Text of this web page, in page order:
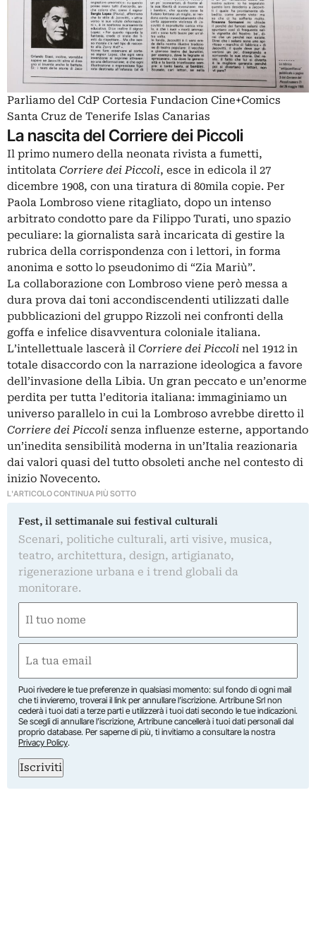
Parliamo del CdP Cortesia Fundacion Cine+Comics
Santa Cruz de Tenerife Islas Canarias
La nascita del Corriere dei Piccoli
Il primo numero della neonata rivista a fumetti,
intitolata Corriere dei Piccoli, esce in edicola il 27
dicembre 1908, con una tiratura di 80mila copie. Per
Paola Lombroso viene ritagliato, dopo un intenso
arbitrato condotto pare da Filippo Turati, uno spazio
peculiare: la giornalista sarà incaricata di gestire la
rubrica della corrispondenza con i lettori, in forma
anonima e sotto lo pseudonimo di “Zia Mariù”.
La collaborazione con Lombroso viene però messa a
dura prova dai toni accondiscendenti utilizzati dalle
pubblicazioni del gruppo Rizzoli nei confronti della
goffa e infelice disavventura coloniale italiana.
L’intellettuale lascerà il Corriere dei Piccoli nel 1912 in
totale disaccordo con la narrazione ideologica a favore
dell’invasione della Libia. Un gran peccato e un’enorme
perdita per tutta l’editoria italiana: immaginiamo un
universo parallelo in cui la Lombroso avrebbe diretto il
Corriere dei Piccoli senza influenze esterne, apportando
un’inedita sensibilità moderna in un’Italia reazionaria
dai valori quasi del tutto obsoleti anche nel contesto di
inizio Novecento.
L'ARTICOLO CONTINUA PIÙ SOTTO
Fest, il settimanale sui festival culturali
Scenari, politiche culturali, arti visive, musica,
teatro, architettura, design, artigianato,
rigenerazione urbana e i trend globali da
monitorare.
(Required)
First
(Required)
Puoi rivedere le tue preferenze in qualsiasi momento: sul fondo di ogni mail
che ti invieremo, troverai il link per annullare l’iscrizione. Artribune Srl non
cederà i tuoi dati a terze parti e utilizzerà i tuoi dati secondo le tue indicazioni.
Se scegli di annullare l’iscrizione, Artribune cancellerà i tuoi dati personali dal
proprio database. Per saperne di più, ti invitiamo a consultare la nostra
Privacy Policy.
Iscriviti